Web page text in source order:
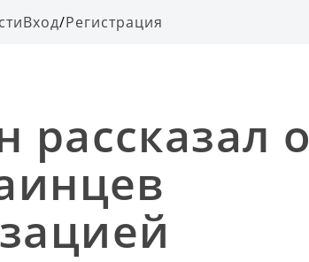
Вход/Регистрация
о